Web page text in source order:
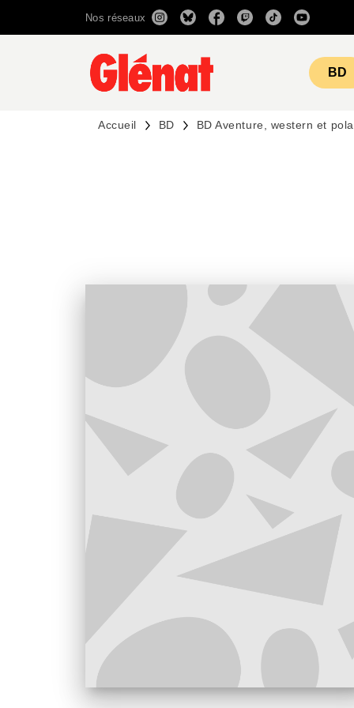
RECHERCHE CONTENU
Nos réseaux
BD
Accueil BD BD Aventure, western et